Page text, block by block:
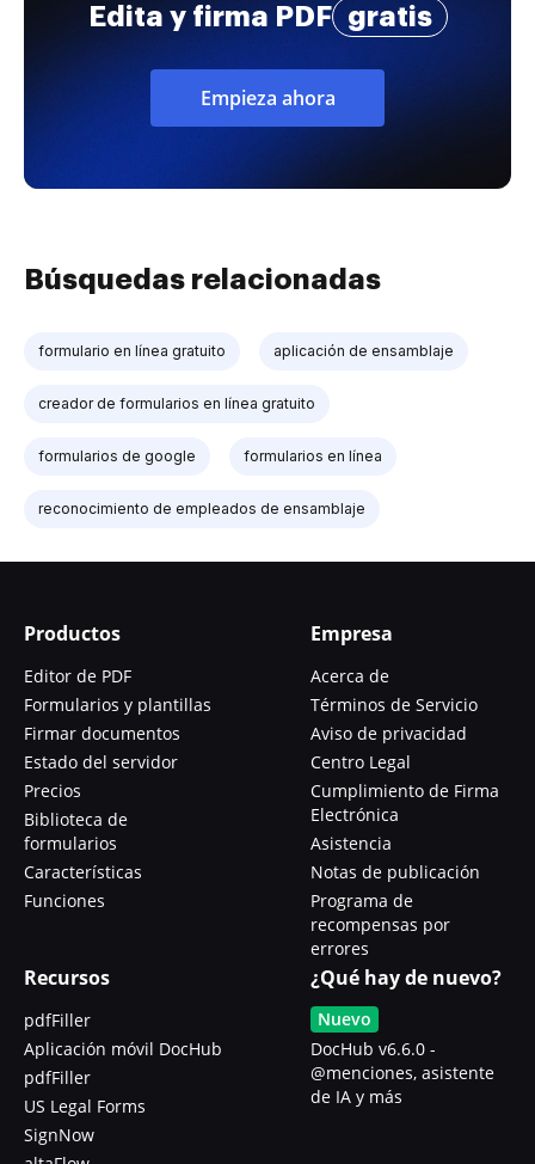
Edita y firma PDF gratis
Empieza ahora
Búsquedas relacionadas
formulario en línea gratuito aplicación de ensamblaje
creador de formularios en línea gratuito
formularios de google formularios en línea
reconocimiento de empleados de ensamblaje
Productos
Editor de PDF
Formularios y plantillas
Firmar documentos
Estado del servidor
Precios
Biblioteca de
formularios
Características
Funciones
Empresa
Acerca de
Términos de Servicio
Aviso de privacidad
Centro Legal
Cumplimiento de Firma
Electrónica
Asistencia
Notas de publicación
Programa de
recompensas por
errores
Recursos
pdfFiller
Aplicación móvil DocHub
pdfFiller
US Legal Forms
SignNow
¿Qué hay de nuevo?
Nuevo
DocHub v6.6.0 -
@menciones, asistente
de IA y más